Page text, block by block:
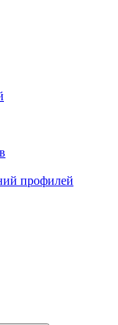
профилей